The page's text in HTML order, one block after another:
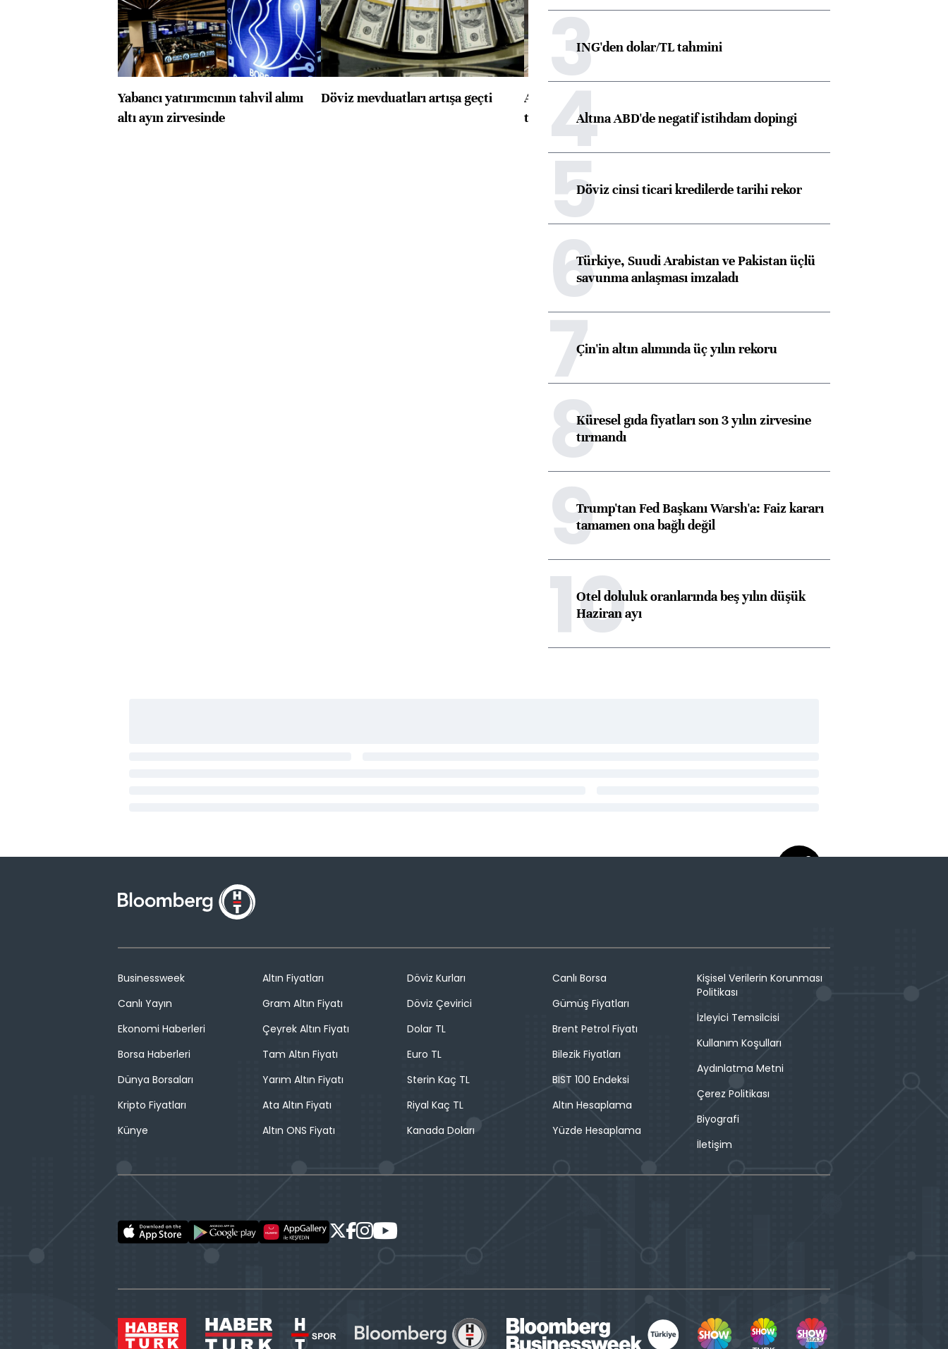
Yabancı yatırımcının tahvil alımı
altı ayın zirvesinde
Döviz mevduatları artışa geçti
ABD'de konut başlangıçları
toparlandı
3ING'den dolar/TL tahmini
4Altına ABD'de negatif istihdam dopingi
5Döviz cinsi ticari kredilerde tarihi rekor
6Türkiye, Suudi Arabistan ve Pakistan üçlü
savunma anlaşması imzaladı
7Çin'in altın alımında üç yılın rekoru
8Küresel gıda fiyatları son 3 yılın zirvesine
tırmandı
9Trump'tan Fed Başkanı Warsh'a: Faiz kararı
tamamen ona bağlı değil
10
Otel doluluk oranlarında beş yılın düşük
Haziran ayı
Businessweek
Canlı Yayın
Ekonomi Haberleri
Borsa Haberleri
Dünya Borsaları
Kripto Fiyatları
Künye
Altın Fiyatları
Gram Altın Fiyatı
Çeyrek Altın Fiyatı
Tam Altın Fiyatı
Yarım Altın Fiyatı
Ata Altın Fiyatı
Altın ONS Fiyatı
Döviz Kurları
Döviz Çevirici
Dolar TL
Euro TL
Sterin Kaç TL
Riyal Kaç TL
Kanada Doları
Canlı Borsa
Gümüş Fiyatları
Brent Petrol Fiyatı
Bilezik Fiyatları
BIST 100 Endeksi
Altın Hesaplama
Yüzde Hesaplama
Kişisel Verilerin Korunması
Politikası
İzleyici Temsilcisi
Kullanım Koşulları
Aydınlatma Metni
Çerez Politikası
Biyografi
İletişim